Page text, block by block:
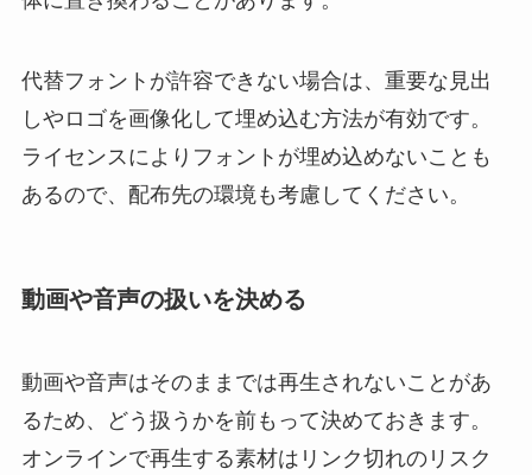
代替フォントが許容できない場合は、重要な見出
しやロゴを画像化して埋め込む方法が有効です。
ライセンスによりフォントが埋め込めないことも
あるので、配布先の環境も考慮してください。
動画や音声の扱いを決める
動画や音声はそのままでは再生されないことがあ
るため、どう扱うかを前もって決めておきます。
オンラインで再生する素材はリンク切れのリスク